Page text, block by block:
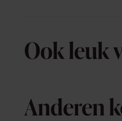
Ook leuk
Anderen